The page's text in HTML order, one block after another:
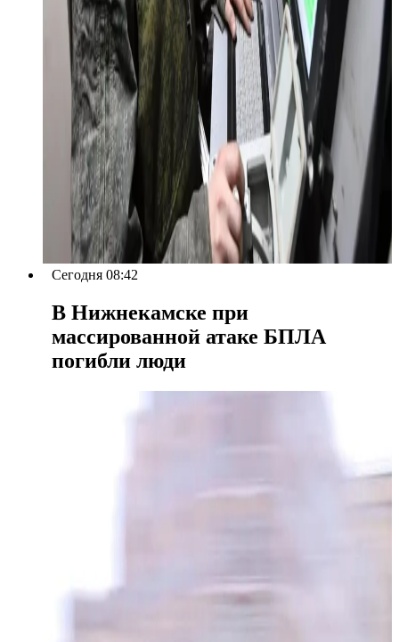
Сегодня 08:42
В Нижнекамске при
массированной атаке БПЛА
погибли люди